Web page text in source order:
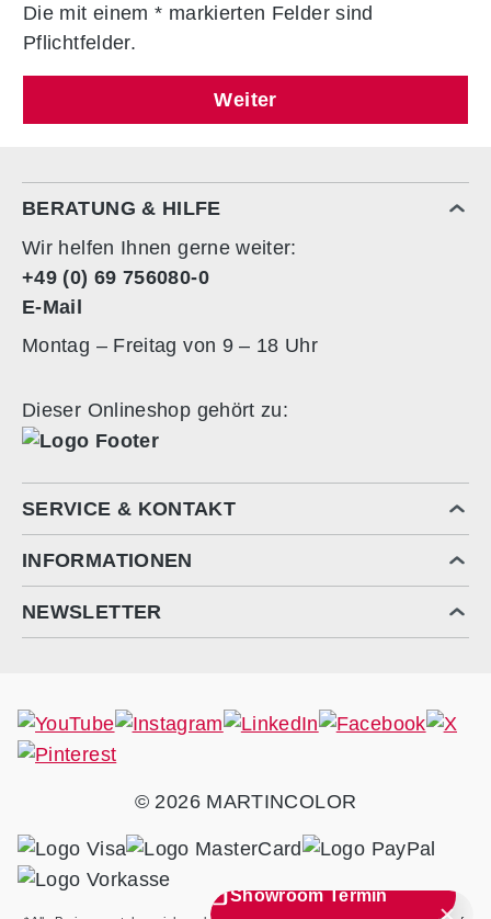
Die mit einem* markierten Felder sind
Pflichtfelder.
Weiter
BERATUNG & HILFE
Wir helfen Ihnen gerne weiter:
+49 (0) 69 756080-0
E-Mail
Montag – Freitag von 9 – 18 Uhr
Dieser Onlineshop gehört zu:
SERVICE & KONTAKT
INFORMATIONEN
NEWSLETTER
© 2026 MARTINCOLOR
Showroom Termin